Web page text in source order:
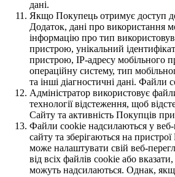
дані.
Якщо Покупець отримує доступ
Додаток, дані про використання
інформацію про тип
пристрою, унікальний
пристрою, IP-адресу мобільного
операційну систему, тип
та інші діагностичні дані. Файли
Адміністратор використовує
технології відстеження, щоб
Сайту та активність Покупців при
Файли cookie надсилаються у веб-
сайту та зберігаються на
може налаштувати свій веб-
від всіх файлів cookie або
можуть надсилаються. Однак,